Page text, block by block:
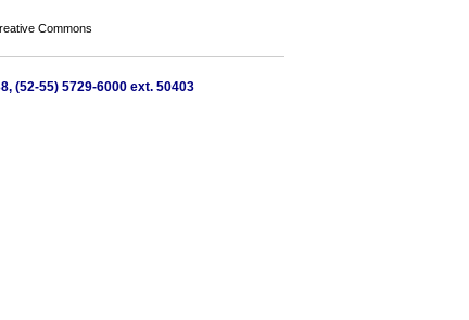
Commons
(52-55) 5729-6000 ext. 50403